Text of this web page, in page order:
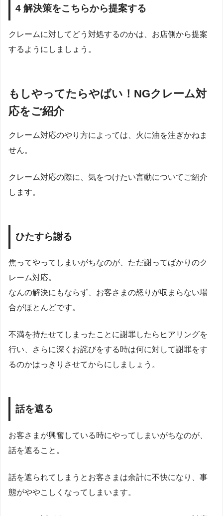
4 解決策をこちらから提案する
クレームに対してどう対処するのかは、お店側から提案
するようにしましょう。
もしやってたらやばい！NGクレーム対
応をご紹介
クレーム対応のやり方によっては、火に油を注ぎかねま
せん。
クレーム対応の際に、気をつけたい言動についてご紹介
します。
ひたすら謝る
焦ってやってしまいがちなのが、ただ謝ってばかりのク
レーム対応。
なんの解決にもならず、お客さまの怒りが収まらない場
合がほとんどです。
不満を持たせてしまったことに謝罪したらヒアリングを
行い、さらに深くお詫びをする時は何に対して謝罪をす
るのかはっきりさせてからにしましょう。
話を遮る
お客さまが興奮している時にやってしまいがちなのが、
話を遮ること。
話を遮られてしまうとお客さまは余計に不快になり、事
態がややこしくなってしまいます。